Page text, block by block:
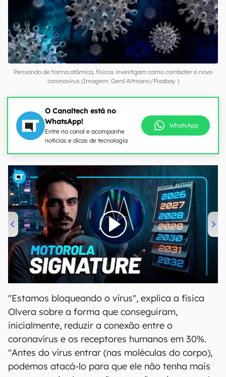
Pensando de forma atômica, físicos investigam como combater o novo
coronavírus (Imagem: Gerd Altmann/Pixabay )
O Canaltech está no
WhatsApp!
Entre no canal e acompanhe
notícias e dicas de tecnologia
WhatsApp
00:00/20:46
"Estamos bloqueando o vírus", explica a física
Olvera sobre a forma que conseguiram,
inicialmente, reduzir a conexão entre o
coronavírus e os receptores humanos em 30%.
"Antes do vírus entrar (nas moléculas do corpo),
podemos atacá-lo para que ele não tenha mais